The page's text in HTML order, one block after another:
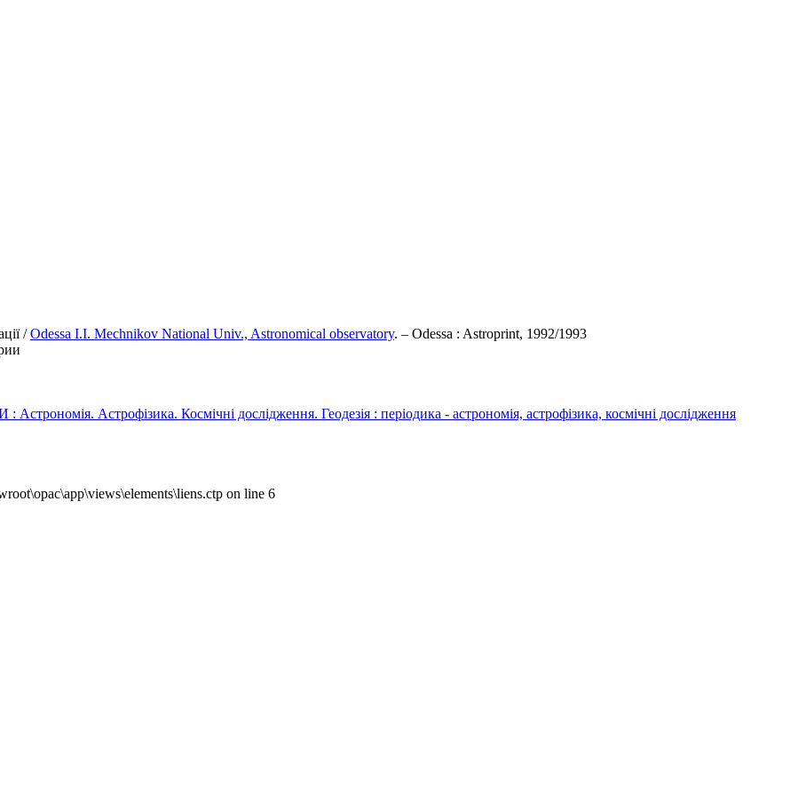
/Odessa І.І. Mechnikov National Univ., Astronomical observatory. – Odessa : Astroprint, 1992/1993
Астрофізика. Космічні дослідження. Геодезія : періодика - астрономія, астрофізика, космічні дослідження
on line 6